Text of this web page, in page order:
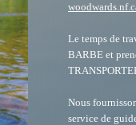
Le temps de
BARBE et
Nous
service de